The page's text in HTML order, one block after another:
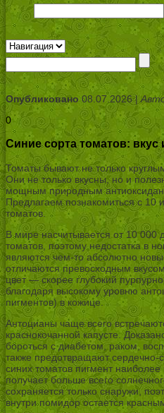
Опубликовано08.07.2026 |
0
Синие сорта томатов:
Томаты бывают не только
Они не только вкусны, но и
мощным природным
Предлагаем познакомиться с 10
томатов.
В мире насчитывается от 10 000
томатов, поэтому недостатка в
являются чем-то абсолютно
отличаются превосходным
цвет — скорее глубокий
благодаря высокому уровню
пигментов) в кожице.
Антоцианы чаще всего
краснокочанной капусте.
бороться с диабетом, раком,
также предотвращают сердечно-
синих томатов пигмент
получает больше всего
сохраняется только снаружи,
внутри помидор остается